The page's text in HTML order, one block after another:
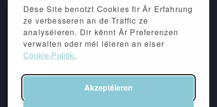
Dëse Site benotzt Cookies fir Är Erfahrung
ze verbesseren an de Traffic ze
analyséieren. Dir kënnt Är Preferenzen
verwalten oder méi léieren an eiser
Cookie-Politik.
Akzeptéieren
©2026 -